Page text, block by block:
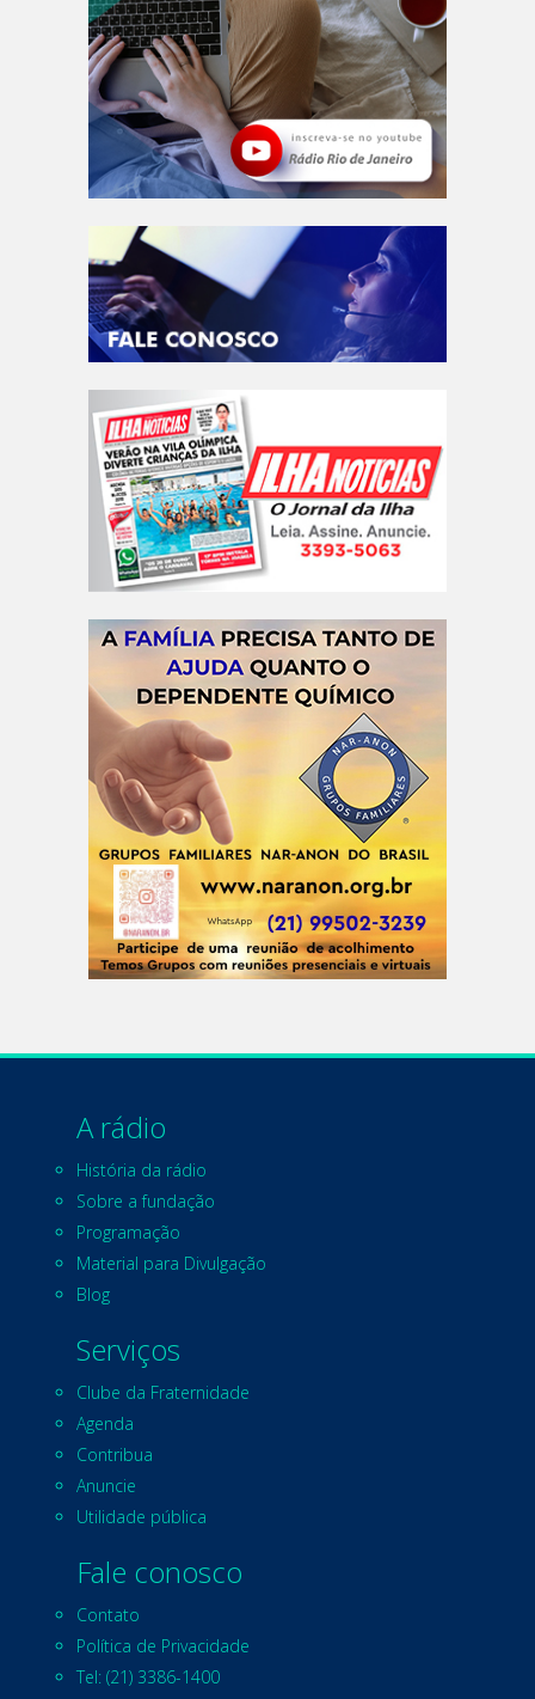
A rádio
História da rádio
Sobre a fundação
Programação
Material para Divulgação
Blog
Serviços
Clube da Fraternidade
Agenda
Contribua
Anuncie
Utilidade pública
Fale conosco
Contato
Política de Privacidade
Tel: (21) 3386-1400